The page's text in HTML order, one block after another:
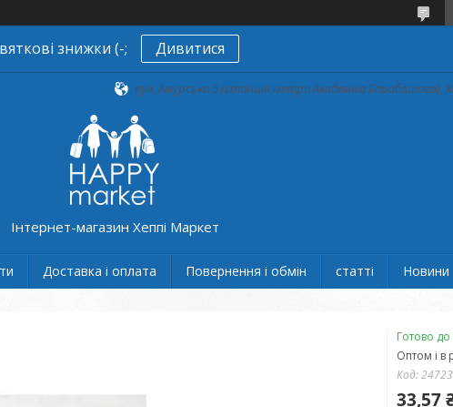
знижки (-; Дивитися
вул. Амурська 5 (станція метро Академіка Барабашова),
Інтернет-магазин Хеппі Маркет
Доставка і оплата Повернення і обмін статті Новини
Готово до
Оптом і в
Код:24723
33,57